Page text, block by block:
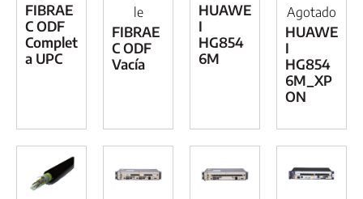
FIBRAE
C ODF
Complet
a UPC
le
FIBRAE
C ODF
Vacía
HUAWE
I
HG854
6M
Agotado
HUAWE
I
HG854
6M_XP
ON